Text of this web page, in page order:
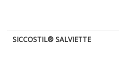
SICCOSTIL® SALVIETTE